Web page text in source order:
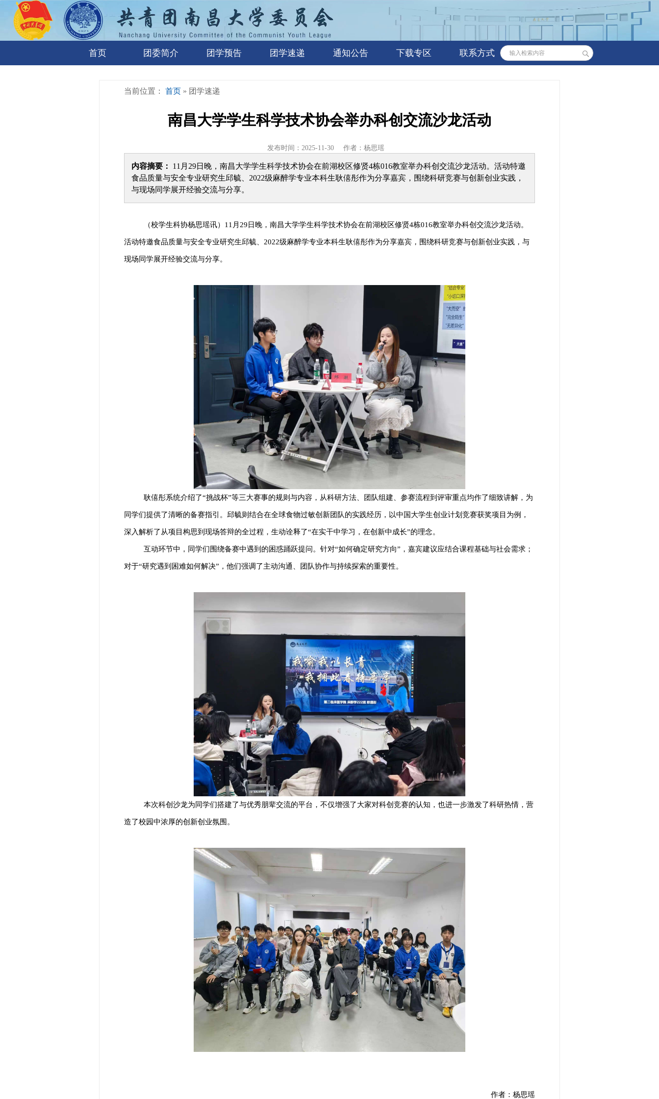
首页 团委简介 团学预告 团学速递 通知公告 下载专区 联系方式
当前位置： 首页» 团学速递
南昌大学学生科学技术协会举办科创交流沙龙活动
发布时间：2025-11-30 作者：杨思瑶
内容摘要： 11月29日晚，南昌大学学生科学技术协会在前湖校区修贤4栋016教室举办科创交流沙龙活动。活动特邀
食品质量与安全专业研究生邱毓、2022级麻醉学专业本科生耿僖彤作为分享嘉宾，围绕科研竞赛与创新创业实践，
与现场同学展开经验交流与分享。
（校学生科协杨思瑶讯）11月29日晚，南昌大学学生科学技术协会在前湖校区修贤4栋016教室举办科创交流沙龙活动。
活动特邀食品质量与安全专业研究生邱毓、2022级麻醉学专业本科生耿僖彤作为分享嘉宾，围绕科研竞赛与创新创业实践，与
现场同学展开经验交流与分享。
耿僖彤系统介绍了“挑战杯”等三大赛事的规则与内容，从科研方法、团队组建、参赛流程到评审重点均作了细致讲解，为
同学们提供了清晰的备赛指引。邱毓则结合在全球食物过敏创新团队的实践经历，以中国大学生创业计划竞赛获奖项目为例，
深入解析了从项目构思到现场答辩的全过程，生动诠释了“在实干中学习，在创新中成长”的理念。
互动环节中，同学们围绕备赛中遇到的困惑踊跃提问。针对“如何确定研究方向”，嘉宾建议应结合课程基础与社会需求；
对于“研究遇到困难如何解决”，他们强调了主动沟通、团队协作与持续探索的重要性。
本次科创沙龙为同学们搭建了与优秀朋辈交流的平台，不仅增强了大家对科创竞赛的认知，也进一步激发了科研热情，营
造了校园中浓厚的创新创业氛围。
作者：杨思瑶